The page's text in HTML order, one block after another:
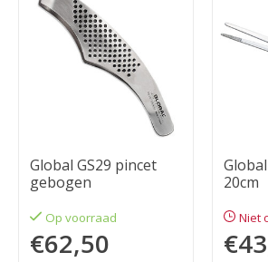
Global GS29 pincet
gebogen
Op voorraad
€62,50
20cm
Niet